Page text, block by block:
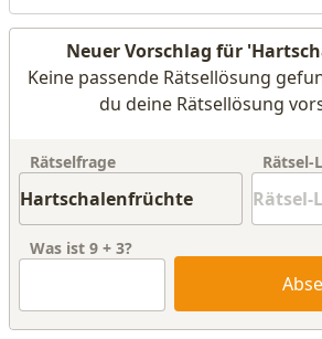
Neuer Vorschlag für
Keine passende Rätsellösung
du deine Rätsellösung
Rätselfrage Rätsel-
Was ist 9 + 3?